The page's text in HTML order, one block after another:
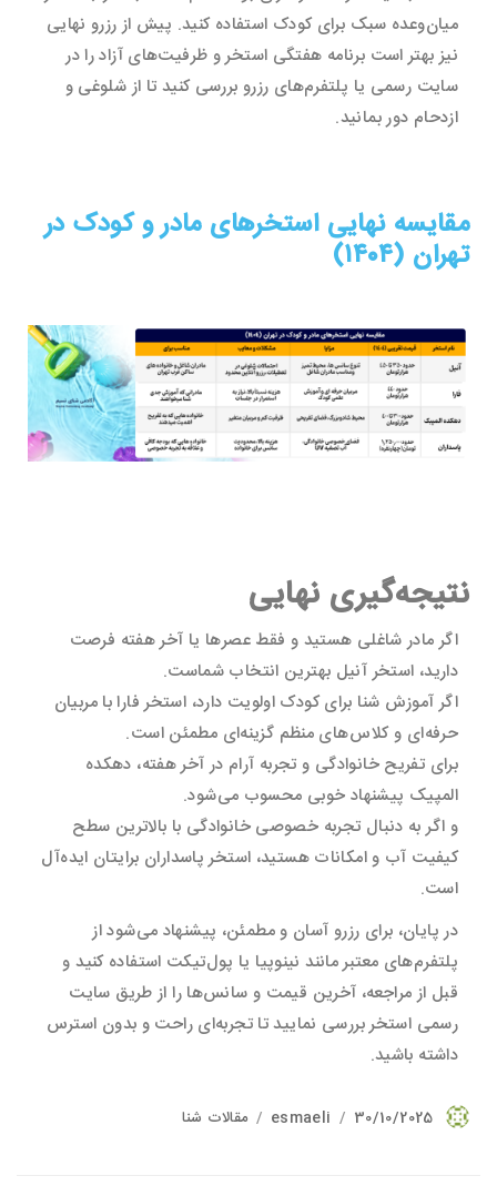
میان‌وعده سبک برای کودک استفاده کنید. پیش از رزرو نهایی
نیز بهتر است برنامه هفتگی استخر و ظرفیت‌های آزاد را در
سایت رسمی یا پلتفرم‌های رزرو بررسی کنید تا از شلوغی و
ازدحام دور بمانید.
مقایسه نهایی استخرهای مادر و کودک در
تهران (۱۴۰۴)
نتیجه‌گیری نهایی
اگر مادر شاغلی هستید و فقط عصرها یا آخر هفته فرصت
دارید، استخر آنیل بهترین انتخاب شماست.
اگر آموزش شنا برای کودک اولویت دارد، استخر فارا با مربیان
حرفه‌ای و کلاس‌های منظم گزینه‌ای مطمئن است.
برای تفریح خانوادگی و تجربه آرام در آخر هفته، دهکده
المپیک پیشنهاد خوبی محسوب می‌شود.
و اگر به دنبال تجربه خصوصی خانوادگی با بالاترین سطح
کیفیت آب و امکانات هستید، استخر پاسداران برایتان ایده‌آل
است.
در پایان، برای رزرو آسان و مطمئن، پیشنهاد می‌شود از
پلتفرم‌های معتبر مانند نینوپیا یا پول‌تیکت استفاده کنید و
قبل از مراجعه، آخرین قیمت و سانس‌ها را از طریق سایت
رسمی استخر بررسی نمایید تا تجربه‌ای راحت و بدون استرس
داشته باشید.
esmaeli 30/10/2025 مقالات شنا